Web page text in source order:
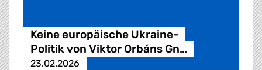
Keine europäische Ukraine-
Politik von Viktor Orbáns Gn…
23.02.2026